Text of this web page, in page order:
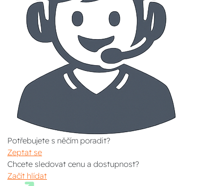
Potřebujete s něčím poradit?
Zeptat se
Chcete sledovat cenu a dostupnost?
Začít hlídat